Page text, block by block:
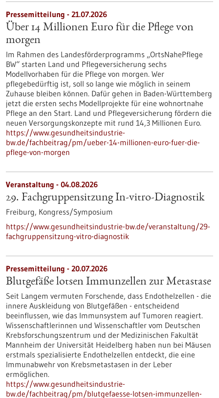
Pressemitteilung - 21.07.2026
Über 14 Millionen Euro für die Pflege von
morgen
Im Rahmen des Landesförderprogramms „OrtsNahePflege
BW“ starten Land und Pflegeversicherung sechs
Modellvorhaben für die Pflege von morgen. Wer
pflegebedürftig ist, soll so lange wie möglich in seinem
Zuhause bleiben können. Dafür gehen in Baden-Württemberg
jetzt die ersten sechs Modellprojekte für eine wohnortnahe
Pflege an den Start. Land und Pflegeversicherung fördern die
neuen Versorgungskonzepte mit rund 14,3 Millionen Euro.
https://www.gesundheitsindustrie-
bw.de/fachbeitrag/pm/ueber-14-millionen-euro-fuer-die-
pflege-von-morgen
Veranstaltung - 04.08.2026
29. Fachgruppensitzung In-vitro-Diagnostik
Freiburg, Kongress/Symposium
https://www.gesundheitsindustrie-bw.de/veranstaltung/29-
fachgruppensitzung-vitro-diagnostik
Pressemitteilung - 20.07.2026
Blutgefäße lotsen Immunzellen zur Metastase
Seit Langem vermuten Forschende, dass Endothelzellen - die
innere Auskleidung von Blutgefäßen - entscheidend
beeinflussen, wie das Immunsystem auf Tumoren reagiert.
Wissenschaftlerinnen und Wissenschaftler vom Deutschen
Krebsforschungszentrum und der Medizinischen Fakultät
Mannheim der Universität Heidelberg haben nun bei Mäusen
erstmals spezialisierte Endothelzellen entdeckt, die eine
Immunabwehr von Krebsmetastasen in der Leber
ermöglichen.
https://www.gesundheitsindustrie-
bw.de/fachbeitrag/pm/blutgefaesse-lotsen-immunzellen-